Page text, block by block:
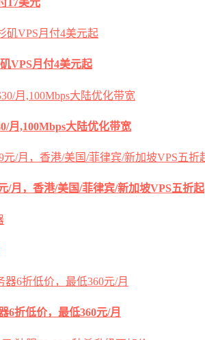
VPS月付4美元起
月,100Mbps大陆优化带宽
/月，香港/美国/菲律宾/新加坡VPS五折起
6折低价，最低360元/月